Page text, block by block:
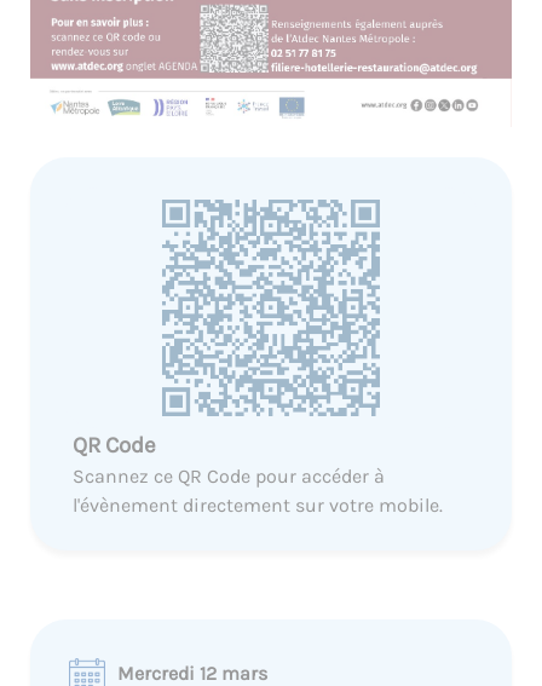
QR Code
Scannez ce QR Code pour accéder à
l'évènement directement sur votre mobile.
Mercredi 12 mars